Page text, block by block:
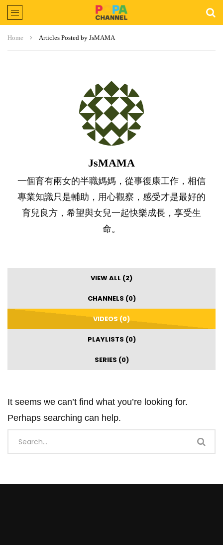
Home Articles Posted by JsMAMA
JsMAMA
一個育有兩女的半職媽媽，從事復康工作，相信
專業知識只是輔助，用心觀察，感受才是最好的
育兒良方，希望與女兒一起快樂成長，享受生
命。
VIEW ALL (2)
CHANNELS (0)
VIDEOS (0)
PLAYLISTS (0)
SERIES (0)
It seems we can’t find what you’re looking for.
Perhaps searching can help.